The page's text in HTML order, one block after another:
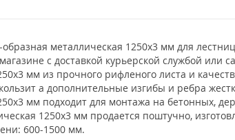
образная металлическая 1250x3 мм для
с доставкой курьерской службой или
мм из прочного рифленого листа и
а дополнительные изгибы и ребра
мм подходит для монтажа на бетонных,
1250x3 мм продается поштучно,
600-1500 мм.